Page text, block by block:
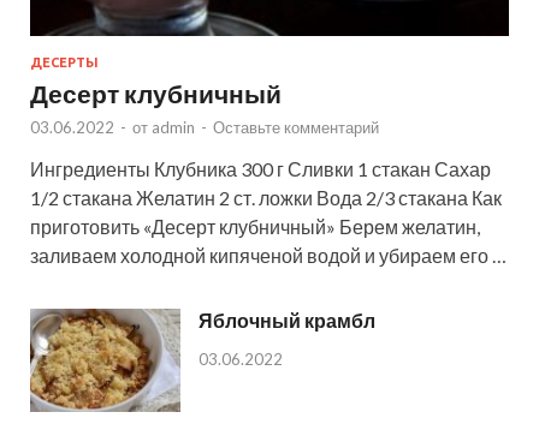
ДЕСЕРТЫ
Десерт клубничный
03.06.2022 - от admin - Оставьте комментарий
Ингредиенты Клубника 300 г Сливки 1 стакан Сахар
1/2 стакана Желатин 2 ст. ложки Вода 2/3 стакана Как
приготовить «Десерт клубничный» Берем желатин,
заливаем холодной кипяченой водой и убираем его …
Яблочный крамбл
03.06.2022